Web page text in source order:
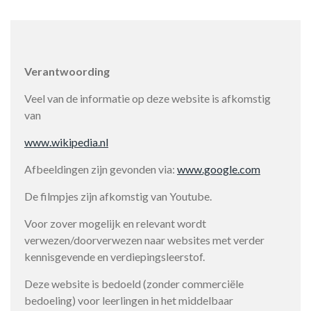
Verantwoording
Veel van de informatie op deze website is afkomstig
van
www.wikipedia.nl
Afbeeldingen zijn gevonden via: www.google.com
De filmpjes zijn afkomstig van Youtube.
Voor zover mogelijk en relevant wordt
verwezen/doorverwezen naar websites met verder
kennisgevende en verdiepingsleerstof.
Deze website is bedoeld (zonder commerciële
bedoeling) voor leerlingen in het middelbaar